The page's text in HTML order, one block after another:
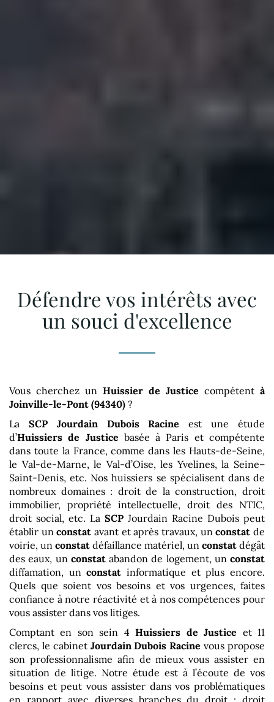
Défendre vos intérêts avec
un souci d'excellence
Vous cherchez un Huissier de Justice compétent à
Joinville-le-Pont (94340) ?
La SCP Jourdain Dubois Racine est une étude
d’Huissiers de Justice basée à Paris et compétente
dans toute la France, comme dans les Hauts-de-Seine,
le Val-de-Marne, le Val-d’Oise, les Yvelines, la Seine–
Saint-Denis, etc. Nos huissiers se spécialisent dans de
nombreux domaines : droit de la construction, droit
immobilier, propriété intellectuelle, droit des NTIC,
droit social, etc. La SCP Jourdain Racine Dubois peut
établir unconstat avant et après travaux, unconstat de
voirie, un constat défaillance matériel, un constat dégât
des eaux, un constatabandon de logement, un constat
diffamation, unconstat informatique et plus encore.
Quels que soient vos besoins et vos urgences, faites
confiance à notre réactivité et à nos compétences pour
vous assister dans vos litiges.
Comptant en son sein 4Huissiers de Justice et 11
clercs, le cabinet Jourdain Dubois Racine vous propose
son professionnalisme afin de mieux vous assister en
situation de litige. Notre étude est à l’écoute de vos
besoins et peut vous assister dans vos problématiques